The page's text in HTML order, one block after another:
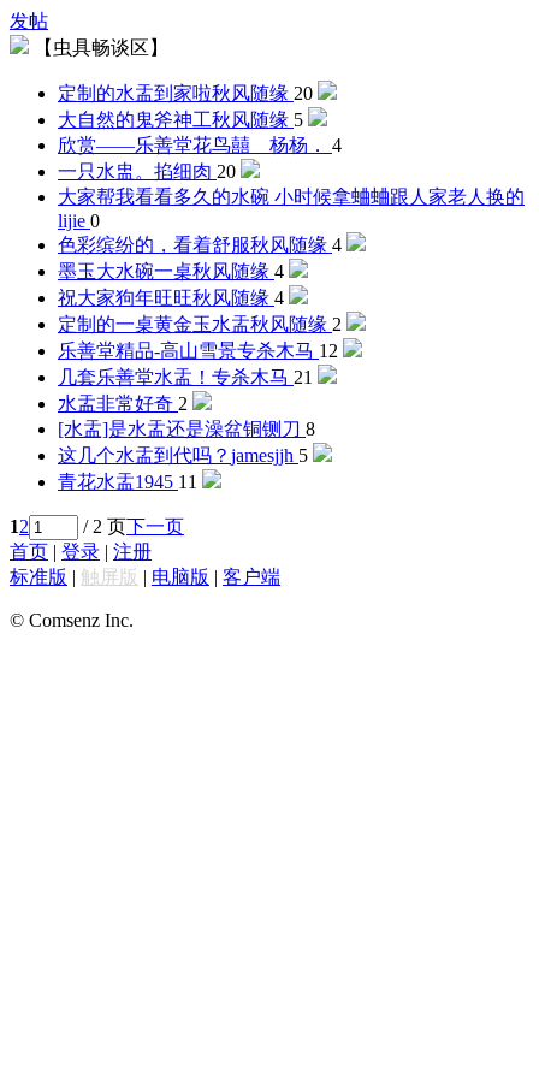
发帖
【虫具畅谈区】
定制的水盂到家啦秋风随缘 20
大自然的鬼斧神工秋风随缘 5
欣赏——乐善堂花鸟囍__杨杨．
4
一只水盅。 掐细肉 20
大家帮我看看多久的水碗 小时候拿蛐蛐跟人家老人换的
lijie 0
色彩缤纷的，看着舒服秋风随缘 4
墨玉大水碗一桌秋风随缘 4
祝大家狗年旺旺秋风随缘 4
定制的一桌黄金玉水盂秋风随缘 2
乐善堂精品-高山雪景专杀木马 12
几套乐善堂水盂！ 专杀木马 21
水盂非常好奇 2
[水盂]是水盂还是澡盆铜铡刀 8
这几个水盂到代吗？ jamesjjh 5
青花水盂1945 11
12 / 2 页下一页
首页 | 登录 | 注册
标准版 | 触屏版 | 电脑版 | 客户端
© Comsenz Inc.